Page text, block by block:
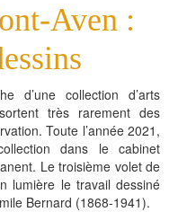
Aven :
d’une collection d’arts
très rarement des
Toute l’année 2021,
dans le cabinet
Le troisième volet de
lumière le travail dessiné
Bernard (1868-1941).